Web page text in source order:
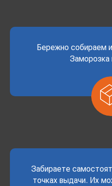
Бережно собираем
Заморозка
Забираете
точках выдачи. Их